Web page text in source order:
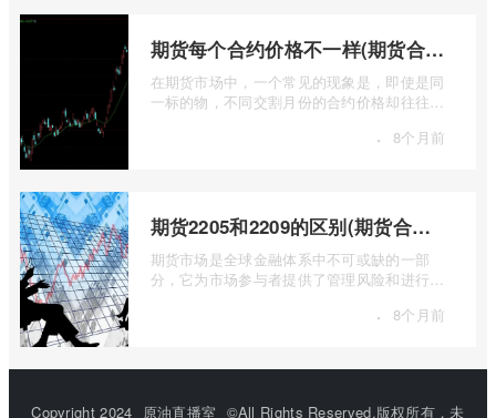
期货每个合约价格不一样(期货合约之间的价格差)
在期货市场中，一个常见的现象是，即使是同
一标的物，不同交割月份的合约价格却往往不
· 8个月前
期货2205和2209的区别(期货合约2205什么意思)
期货市场是全球金融体系中不可或缺的一部
分，它为市场参与者提供了管理风险和进行价
· 8个月前
Copyright 2024 原油直播室 ©All Rights Reserved.版权所有，未